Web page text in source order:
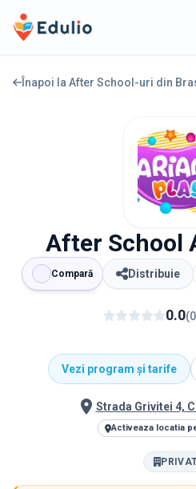
Edulio
Înapoi la After School-uri din
After School
Compară Distribuie
0.0(0
Vezi program și tarife
Strada Grivitei 4,
Activeaza locatia